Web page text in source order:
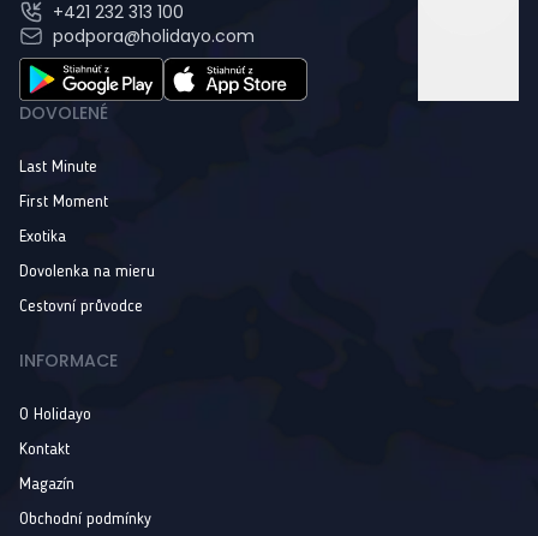
+421 232 313 100
podpora@holidayo.com
DOVOLENÉ
Last Minute
First Moment
Exotika
Dovolenka na mieru
Cestovní průvodce
INFORMACE
O Holidayo
Kontakt
Magazín
Obchodní podmínky